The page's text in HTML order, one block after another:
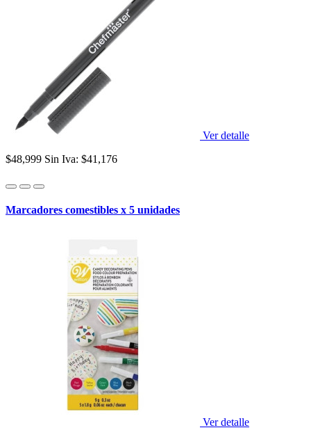
Ver detalle
$48,999 Sin Iva: $41,176
Marcadores comestibles x 5 unidades
Ver detalle